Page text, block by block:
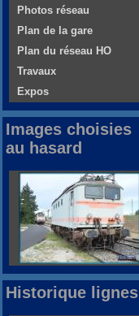
Photos réseau
Plan de la gare
Plan du réseau HO
Travaux
Expos
Images choisies
au hasard
Historique lignes